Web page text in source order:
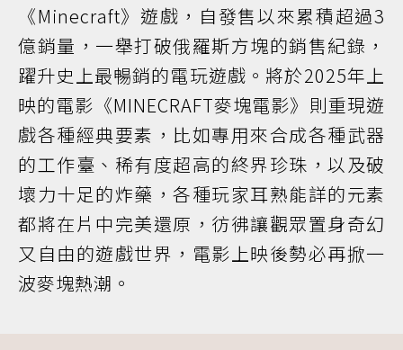
《Minecraft》遊戲，自發售以來累積超過3
億銷量，一舉打破俄羅斯方塊的銷售紀錄，
躍升史上最暢銷的電玩遊戲。將於2025年上
映的電影《MINECRAFT麥塊電影》則重現遊
戲各種經典要素，比如專用來合成各種武器
的工作臺、稀有度超高的終界珍珠，以及破
壞力十足的炸藥，各種玩家耳熟能詳的元素
都將在片中完美還原，彷彿讓觀眾置身奇幻
又自由的遊戲世界，電影上映後勢必再掀一
波麥塊熱潮。